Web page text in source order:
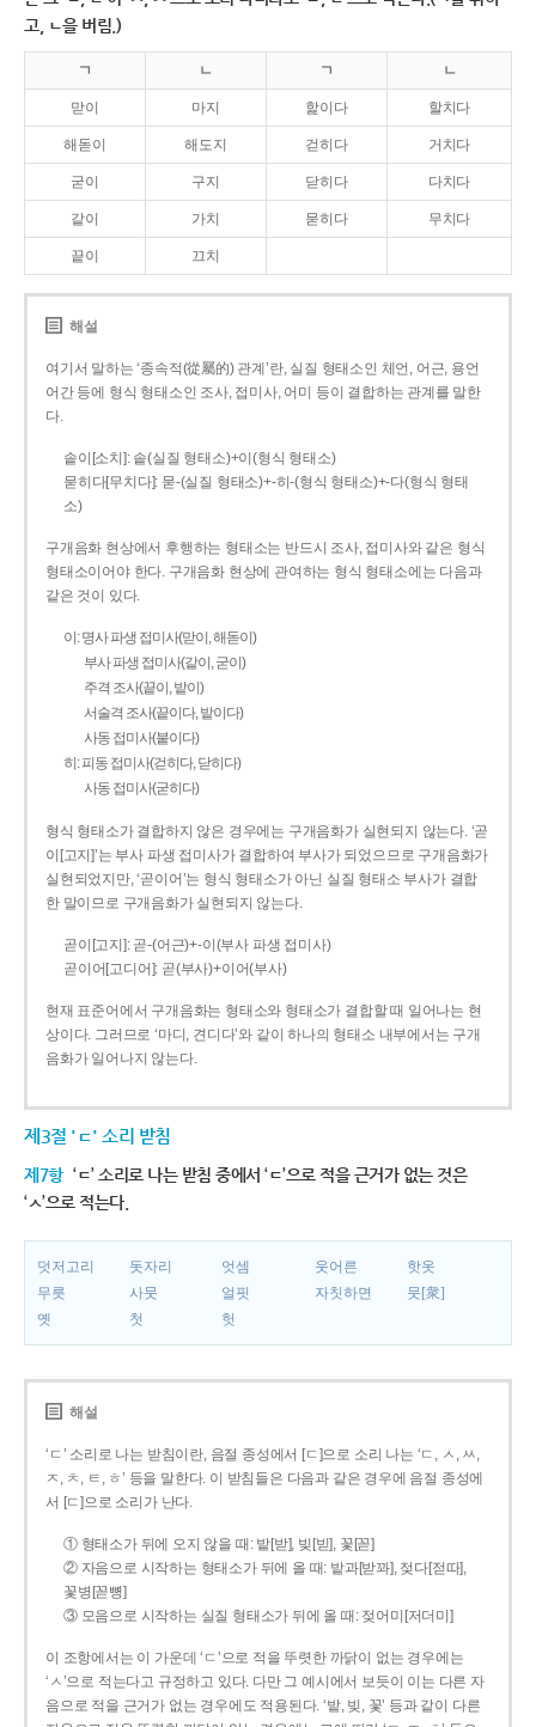
고, ㄴ을 버림.)
ㄱ ㄴ ㄱ ㄴ
맏이 마지 핥이다 할치다
해돋이 해도지 걷히다 거치다
굳이 구지 닫히다 다치다
같이 가치 묻히다 무치다
끝이 끄치
해설
여기서 말하는 ‘종속적(從屬的) 관계’란, 실질 형태소인 체언, 어근, 용언
어간 등에 형식 형태소인 조사, 접미사, 어미 등이 결합하는 관계를 말한
다.
솥이[소치]: 솥(실질 형태소)+이(형식 형태소)
묻히다[무치다]: 묻­-(실질 형태소)+­-히­-(형식 형태소)+-다(형식 형태
소)
구개음화 현상에서 후행하는 형태소는 반드시 조사, 접미사와 같은 형식
형태소이어야 한다. 구개음화 현상에 관여하는 형식 형태소에는 다음과
같은 것이 있다.
이: 명사 파생 접미사(맏이, 해돋이)
부사 파생 접미사(같이, 굳이)
주격 조사(끝이, 밭이)
서술격 조사(끝이다, 밭이다)
사동 접미사(붙이다)
히: 피동 접미사(걷히다, 닫히다)
사동 접미사(굳히다)
형식 형태소가 결합하지 않은 경우에는 구개음화가 실현되지 않는다. ‘곧
이[고지]’는 부사 파생 접미사가 결합하여 부사가 되었으므로 구개음화가
실현되었지만, ‘곧이어’는 형식 형태소가 아닌 실질 형태소 부사가 결합
한 말이므로 구개음화가 실현되지 않는다.
곧이[고지]: 곧-­(어근)+­-이(부사 파생 접미사)
곧이어[고디어]: 곧(부사)+이어(부사)
현재 표준어에서 구개음화는 형태소와 형태소가 결합할 때 일어나는 현
상이다. 그러므로 ‘마디, 견디다’와 같이 하나의 형태소 내부에서는 구개
음화가 일어나지 않는다.
제3절 'ㄷ' 소리 받침
제7항 ‘ㄷ’ 소리로 나는 받침 중에서 ‘ㄷ’으로 적을 근거가 없는 것은
‘ㅅ’으로 적는다.
덧저고리 돗자리 엇셈 웃어른
핫옷
무릇
사뭇 얼핏 자칫하면
뭇[衆]
옛
첫 헛
해설
‘ㄷ’ 소리로 나는 받침이란, 음절 종성에서 [ㄷ]으로 소리 나는 ‘ㄷ, ㅅ, ㅆ,
ㅈ, ㅊ, ㅌ, ㅎ’ 등을 말한다. 이 받침들은 다음과 같은 경우에 음절 종성에
서 [ㄷ]으로 소리가 난다.
① 형태소가 뒤에 오지 않을 때: 밭[받], 빚[빋], 꽃[꼳]
② 자음으로 시작하는 형태소가 뒤에 올 때: 밭과[받꽈], 젖다[젇따],
꽃병[꼳뼝]
③ 모음으로 시작하는 실질 형태소가 뒤에 올 때: 젖어미[저더미]
이 조항에서는 이 가운데 ‘ㄷ’으로 적을 뚜렷한 까닭이 없는 경우에는
‘ㅅ’으로 적는다고 규정하고 있다. 다만 그 예시에서 보듯이 이는 다른 자
음으로 적을 근거가 없는 경우에도 적용된다. ‘밭, 빚, 꽃’ 등과 같이 다른